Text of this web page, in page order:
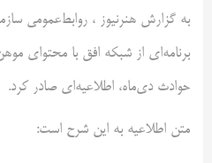
به گزارش هنرنیوز ، روابط‌عمومی
برنامه‌ای از شبکه افق با محتوای
حوادث دی‌ماه، اطلاعیه‌ای صادر کرد.
متن اطلاعیه به این شرح است: